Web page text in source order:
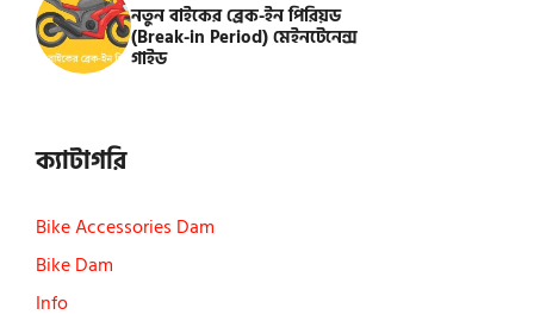
নতুন বাইকের ব্রেক-ইন পিরিয়ড
(Break-in Period) মেইনটেনেন্স
গাইড
ক্যাটাগরি
Bike Accessories Dam
Bike Dam
Info